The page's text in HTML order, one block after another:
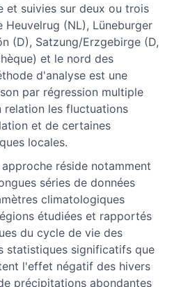
et suivies sur deux ou trois
Heuvelrug (NL), Lüneburger
(D), Satzung/Erzgebirge (D,
et le nord des
d'analyse est une
par régression multiple
relation les fluctuations
et de certaines
locales.
réside notamment
séries de données
climatologiques
étudiées et rapportés
du cycle de vie des
statistiques significatifs que
l'effet négatif des hivers
précipitations abondantes